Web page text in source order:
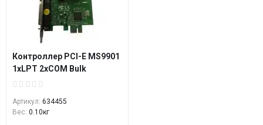
Контроллер PCI-E MS9901
1xLPT 2xCOM Bulk
Артикул: 634455
Вес: 0.10кг